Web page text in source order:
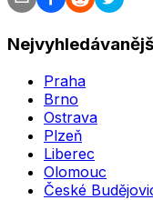
Praha
Brno
Ostrava
Plzeň
Liberec
Olomouc
České